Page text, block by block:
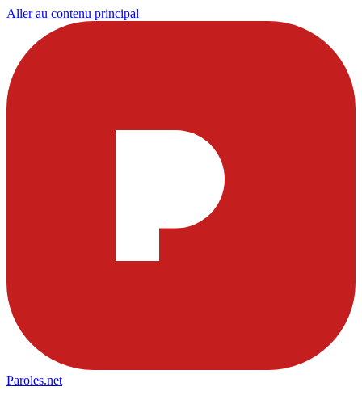
Aller au contenu principal
Paroles.net